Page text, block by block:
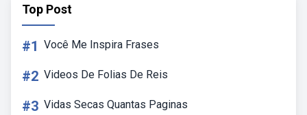
Top Post
#1 Você Me Inspira Frases
#2 Videos De Folias De Reis
#3 Vidas Secas Quantas Paginas